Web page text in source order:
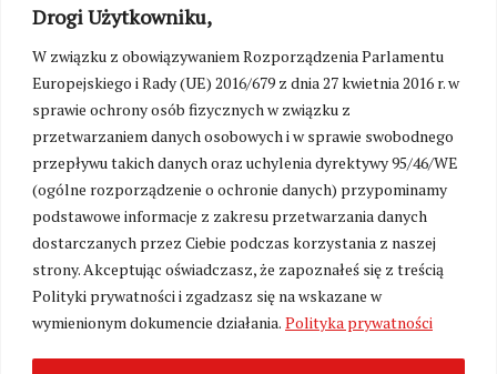
Drogi Użytkowniku,
W związku z obowiązywaniem Rozporządzenia Parlamentu
Europejskiego i Rady (UE) 2016/679 z dnia 27 kwietnia 2016 r. w
sprawie ochrony osób fizycznych w związku z
przetwarzaniem danych osobowych i w sprawie swobodnego
przepływu takich danych oraz uchylenia dyrektywy 95/46/WE
(ogólne rozporządzenie o ochronie danych) przypominamy
podstawowe informacje z zakresu przetwarzania danych
dostarczanych przez Ciebie podczas korzystania z naszej
strony. Akceptując oświadczasz, że zapoznałeś się z treścią
Polityki prywatności i zgadzasz się na wskazane w
wymienionym dokumencie działania. Polityka prywatności